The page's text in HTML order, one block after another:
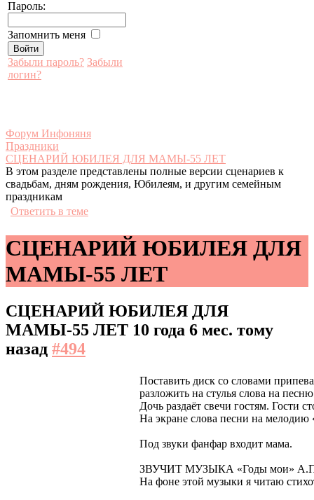
Пароль:
Запомнить меня
Забыли пароль? Забыли
логин?
Форум Инфоняня
Праздники
СЦЕНАРИЙ ЮБИЛЕЯ ДЛЯ МАМЫ-55 ЛЕТ
В этом разделе представлены полные версии сценариев к
свадьбам, дням рождения, Юбилеям, и другим семейным
праздникам
Ответить в теме
СЦЕНАРИЙ ЮБИЛЕЯ ДЛЯ
МАМЫ-55 ЛЕТ
СЦЕНАРИЙ ЮБИЛЕЯ ДЛЯ
МАМЫ-55 ЛЕТ 10 года 6 мес. тому
назад #494
Поставить диск со словами
разложить на стулья слова на
Дочь раздаёт свечи гостям. Гости
На экране слова песни на
Под звуки фанфар входит мама.
ЗВУЧИТ МУЗЫКА «Годы мои»
На фоне этой музыки я читаю